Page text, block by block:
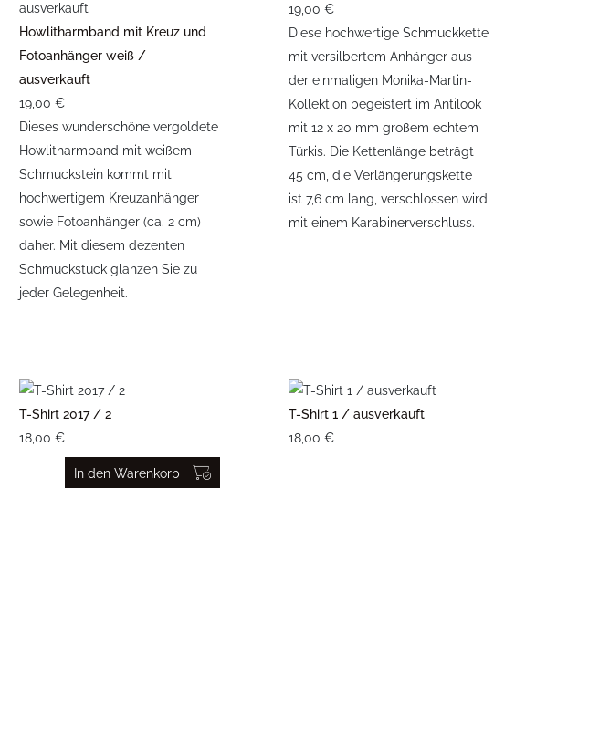
Howlitharmband mit Kreuz und
Fotoanhänger weiß /
ausverkauft
19,00 €
Dieses wunderschöne vergoldete
Howlitharmband mit weißem
Schmuckstein kommt mit
hochwertigem Kreuzanhänger
sowie Fotoanhänger (ca. 2 cm)
daher. Mit diesem dezenten
Schmuckstück glänzen Sie zu
jeder Gelegenheit.
19,00 €
Diese hochwertige Schmuckkette
mit versilbertem Anhänger aus
der einmaligen Monika-Martin-
Kollektion begeistert im Antilook
mit 12 x 20 mm großem echtem
Türkis. Die Kettenlänge beträgt
45 cm, die Verlängerungskette
ist 7,6 cm lang, verschlossen wird
mit einem Karabinerverschluss.
T-Shirt 2017 / 2
18,00 €
In den Warenkorb
T-Shirt 1 / ausverkauft
18,00 €